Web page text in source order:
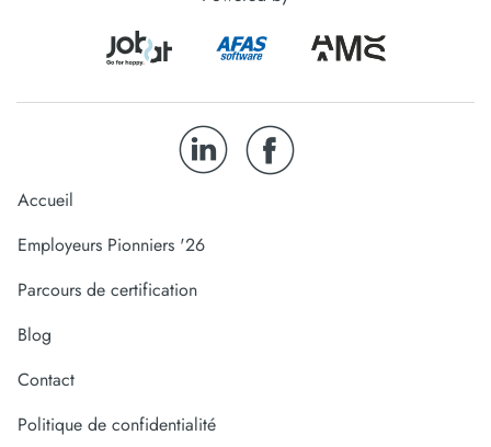
Accueil
Employeurs Pionniers '26
Parcours de certification
Blog
Contact
Politique de confidentialité